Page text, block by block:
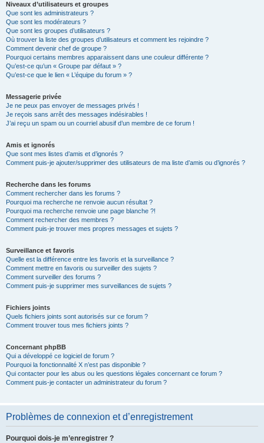
Niveaux d’utilisateurs et groupes
Que sont les administrateurs ?
Que sont les modérateurs ?
Que sont les groupes d’utilisateurs ?
Où trouver la liste des groupes d’utilisateurs et comment les rejoindre ?
Comment devenir chef de groupe ?
Pourquoi certains membres apparaissent dans une couleur différente ?
Qu’est-ce qu’un « Groupe par défaut » ?
Qu’est-ce que le lien « L’équipe du forum » ?
Messagerie privée
Je ne peux pas envoyer de messages privés !
Je reçois sans arrêt des messages indésirables !
J’ai reçu un spam ou un courriel abusif d’un membre de ce forum !
Amis et ignorés
Que sont mes listes d’amis et d’ignorés ?
Comment puis-je ajouter/supprimer des utilisateurs de ma liste d’amis ou d’ignorés ?
Recherche dans les forums
Comment rechercher dans les forums ?
Pourquoi ma recherche ne renvoie aucun résultat ?
Pourquoi ma recherche renvoie une page blanche ?!
Comment rechercher des membres ?
Comment puis-je trouver mes propres messages et sujets ?
Surveillance et favoris
Quelle est la différence entre les favoris et la surveillance ?
Comment mettre en favoris ou surveiller des sujets ?
Comment surveiller des forums ?
Comment puis-je supprimer mes surveillances de sujets ?
Fichiers joints
Quels fichiers joints sont autorisés sur ce forum ?
Comment trouver tous mes fichiers joints ?
Concernant phpBB
Qui a développé ce logiciel de forum ?
Pourquoi la fonctionnalité X n’est pas disponible ?
Qui contacter pour les abus ou les questions légales concernant ce forum ?
Comment puis-je contacter un administrateur du forum ?
Problèmes de connexion et d’enregistrement
Pourquoi dois-je m’enregistrer ?